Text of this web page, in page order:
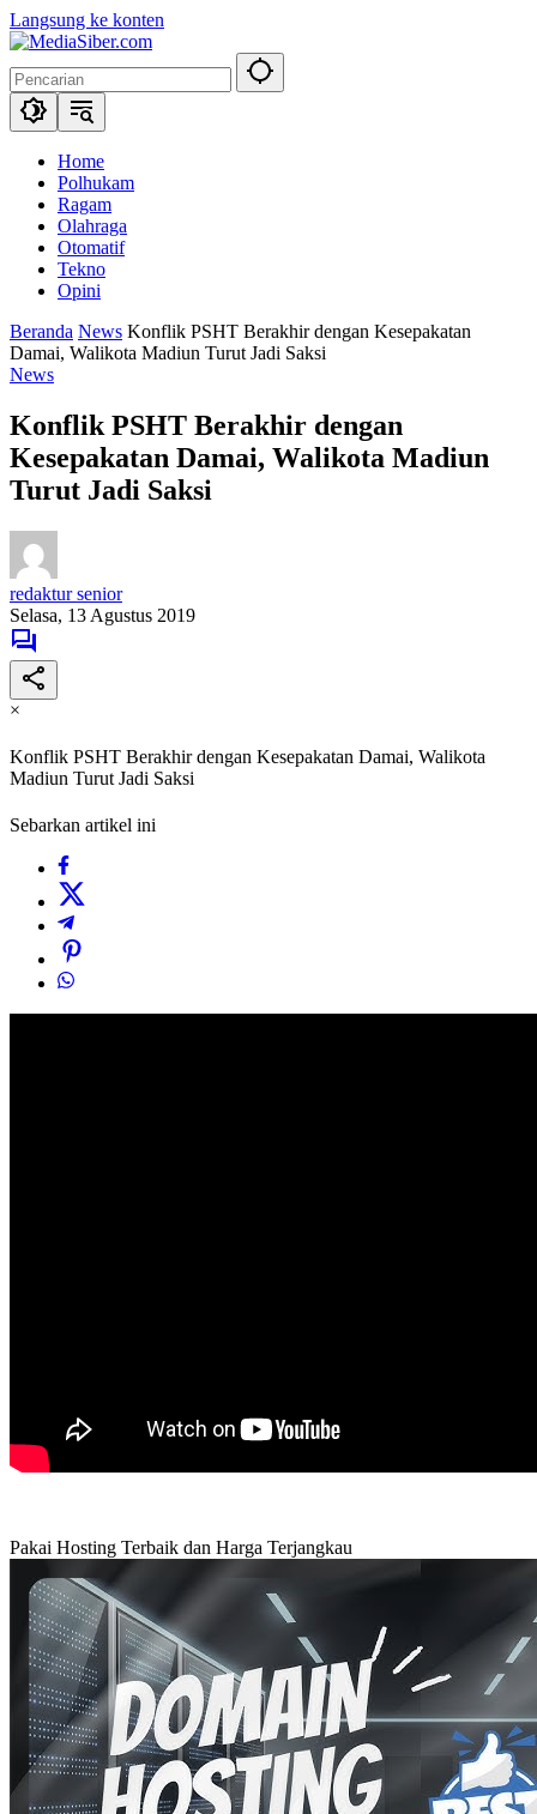
Langsung ke konten
Home
Polhukam
Ragam
Olahraga
Otomatif
Tekno
Opini
Beranda News Konflik PSHT Berakhir dengan Kesepakatan
Damai, Walikota Madiun Turut Jadi Saksi
News
Konflik PSHT Berakhir dengan
Kesepakatan Damai, Walikota Madiun
Turut Jadi Saksi
redaktur senior
Selasa, 13 Agustus 2019
×
Konflik PSHT Berakhir dengan Kesepakatan Damai, Walikota
Madiun Turut Jadi Saksi
Sebarkan artikel ini
Pakai Hosting Terbaik dan Harga Terjangkau